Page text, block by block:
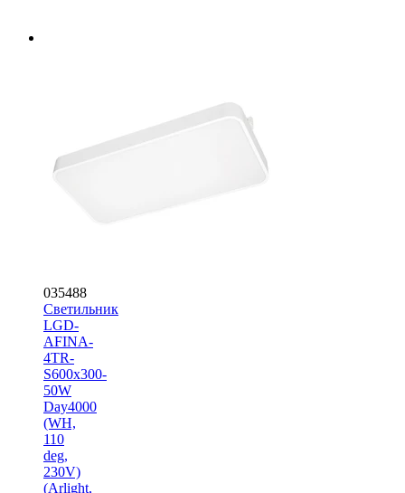
035488
Светильник
LGD-
AFINA-
4TR-
S600x300-
50W
Day4000
(WH,
110
deg,
230V)
(Arlight,